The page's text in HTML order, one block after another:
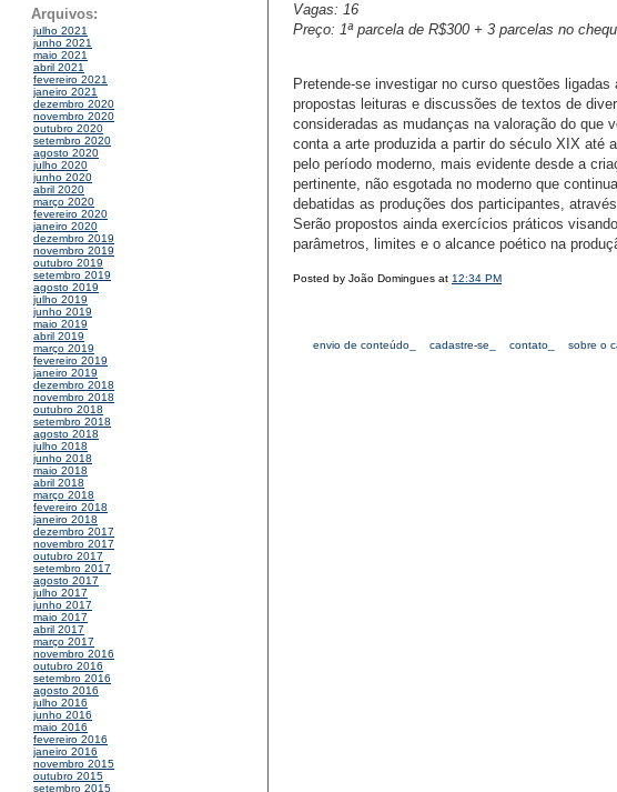
Arquivos:
julho 2021
junho 2021
maio 2021
abril 2021
fevereiro 2021
janeiro 2021
dezembro 2020
novembro 2020
outubro 2020
setembro 2020
agosto 2020
julho 2020
junho 2020
abril 2020
março 2020
fevereiro 2020
janeiro 2020
dezembro 2019
novembro 2019
outubro 2019
setembro 2019
agosto 2019
julho 2019
junho 2019
maio 2019
abril 2019
março 2019
fevereiro 2019
janeiro 2019
dezembro 2018
novembro 2018
outubro 2018
setembro 2018
agosto 2018
julho 2018
junho 2018
maio 2018
abril 2018
março 2018
fevereiro 2018
janeiro 2018
dezembro 2017
novembro 2017
outubro 2017
setembro 2017
agosto 2017
julho 2017
junho 2017
maio 2017
abril 2017
março 2017
novembro 2016
outubro 2016
setembro 2016
agosto 2016
julho 2016
junho 2016
maio 2016
fevereiro 2016
janeiro 2016
novembro 2015
outubro 2015
setembro 2015
Vagas: 16
Preço: 1ª parcela de R$300 + 3 parcelas no
Pretende-se investigar no curso questões
propostas leituras e discussões de textos de
consideradas as mudanças na valoração do que
conta a arte produzida a partir do século XIX até
pelo período moderno, mais evidente desde a
pertinente, não esgotada no moderno que
debatidas as produções dos participantes,
Serão propostos ainda exercícios práticos
parâmetros, limites e o alcance poético na
Posted by João Domingues at 12:34 PM
envio de conteúdo_ cadastre-se_ contato_ sobre o